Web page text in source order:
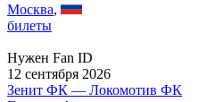
Москва,
билеты
Нужен Fan ID
12 сентября 2026
Зенит ФК — Локомотив ФК